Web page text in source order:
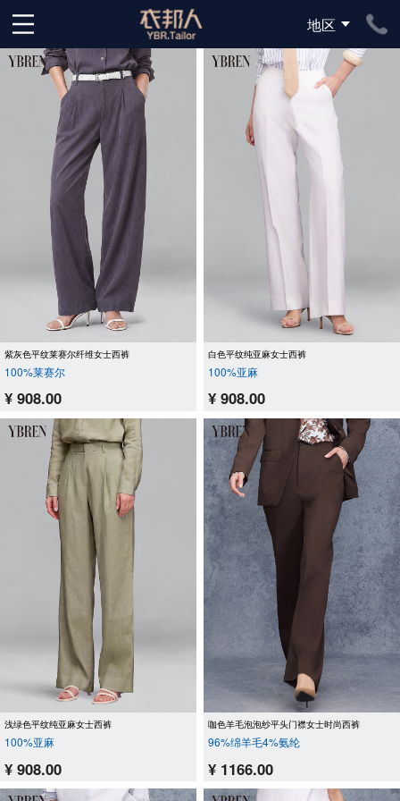
地区
下拉刷新
紫灰色平纹莱赛尔纤维女士西裤
100%莱赛尔
¥ 908.00
白色平纹纯亚麻女士西裤
100%亚麻
¥ 908.00
浅绿色平纹纯亚麻女士西裤
100%亚麻
¥ 908.00
咖色羊毛泡泡纱平头门襟女士时尚西裤
96%绵羊毛4%氨纶
¥ 1166.00